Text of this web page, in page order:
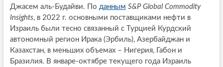
Джасем аль-Будайви. По данным S&P Global Commodity
Insights, в 2022 г. основными поставщиками нефти в
Израиль были тесно связанный с Турцией Курдский
автономный регион Ирака (Эрбиль), Азербайджан и
Казахстан, в меньших объемах – Нигерия, Габон и
Бразилия. В январе-октябре текущего года Израиль